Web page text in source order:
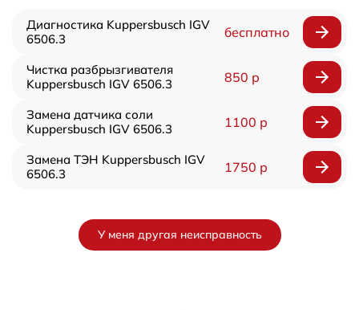
Диагностика Kuppersbusch IGV
6506.3
бесплатно
Чистка разбрызгивателя
Kuppersbusch IGV 6506.3
850 р
Замена датчика соли
Kuppersbusch IGV 6506.3
1100 р
Замена ТЭН Kuppersbusch IGV
6506.3
1750 р
У меня другая неисправность